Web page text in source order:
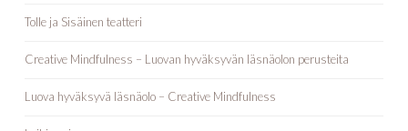
Tolle ja Sisäinen teatteri
Creative Mindfulness – Luovan hyväksyvän läsnäolon perusteita
Luova hyväksyvä läsnäolo – Creative Mindfulness